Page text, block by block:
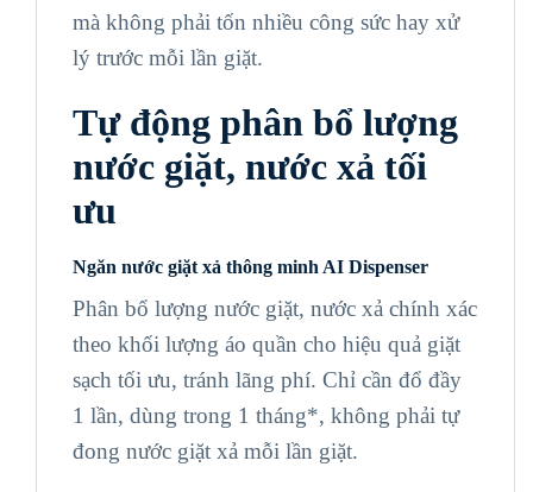
mà không phải tốn nhiều công sức hay xử
lý trước mỗi lần giặt.
Tự động phân bổ lượng
nước giặt, nước xả tối
ưu
Ngăn nước giặt xả thông minh AI Dispenser
Phân bổ lượng nước giặt, nước xả chính xác
theo khối lượng áo quần cho hiệu quả giặt
sạch tối ưu, tránh lãng phí. Chỉ cần đổ đầy
1 lần, dùng trong 1 tháng*, không phải tự
đong nước giặt xả mỗi lần giặt.